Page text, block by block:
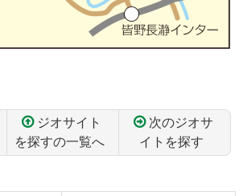
ジオサイト
を探すの一覧へ
次のジオサ
イトを探す